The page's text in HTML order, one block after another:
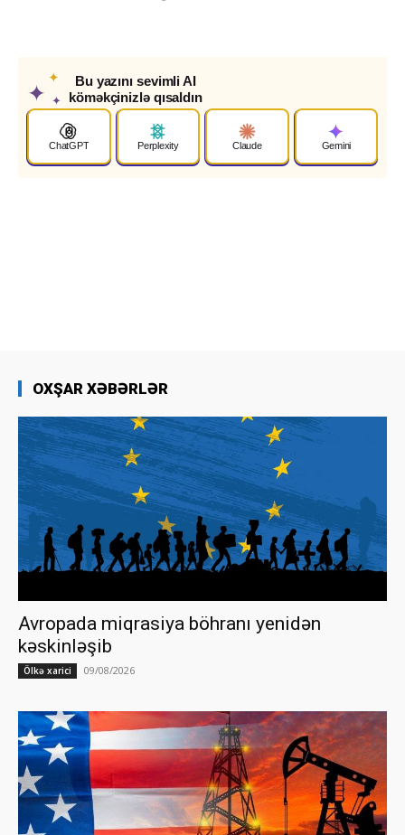
✦
✦
✦
Bu yazını sevimli AI
köməkçinizlə qısaldın
ChatGPT Perplexity Claude Gemini
OXŞAR XƏBƏRLƏR
Avropada miqrasiya böhranı yenidən
kəskinləşib
Ölkə xarici 09/08/2026